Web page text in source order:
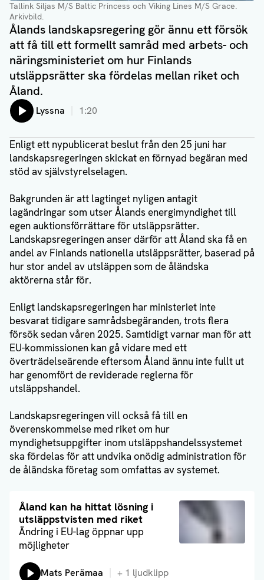
Tallink Siljas M/S Baltic Princess och Viking Lines M/S Grace.
Arkivbild.
Ålands landskapsregering gör ännu ett försök
att få till ett formellt samråd med arbets- och
näringsministeriet om hur Finlands
utsläppsrätter ska fördelas mellan riket och
Åland.
Lyssna 1:20
Enligt ett nypublicerat beslut från den 25 juni har
landskapsregeringen skickat en förnyad begäran med
stöd av självstyrelselagen.
Bakgrunden är att lagtinget nyligen antagit
lagändringar som utser Ålands energimyndighet till
egen auktionsförrättare för utsläppsrätter.
Landskapsregeringen anser därför att Åland ska få en
andel av Finlands nationella utsläppsrätter, baserad på
hur stor andel av utsläppen som de åländska
aktörerna står för.
Enligt landskapsregeringen har ministeriet inte
besvarat tidigare samrådsbegäranden, trots flera
försök sedan våren 2025. Samtidigt varnar man för att
EU-kommissionen kan gå vidare med ett
överträdelseärende eftersom Åland ännu inte fullt ut
har genomfört de reviderade reglerna för
utsläppshandel.
Landskapsregeringen vill också få till en
överenskommelse med riket om hur
myndighetsuppgifter inom utsläppshandelssystemet
ska fördelas för att undvika onödig administration för
de åländska företag som omfattas av systemet.
Åland kan ha hittat lösning i
utsläppstvisten med riket
Ändring i EU-lag öppnar upp
möjligheter
Läs artikel
Lyssna på:
Mats Perämaa + 1 ljudklipp